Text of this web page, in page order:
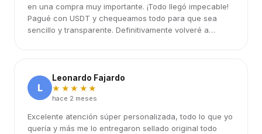
en una compra muy importante. ¡Todo llegó impecable!
Pagué con USDT y chequeamos todo para que sea
sencillo y transparente. Definitivamente volveré a
L
Leonardo Fajardo
★★★★★
hace 2 meses
Excelente atención súper personalizada, todo lo que yo
quería y más me lo entregaron sellado original todo